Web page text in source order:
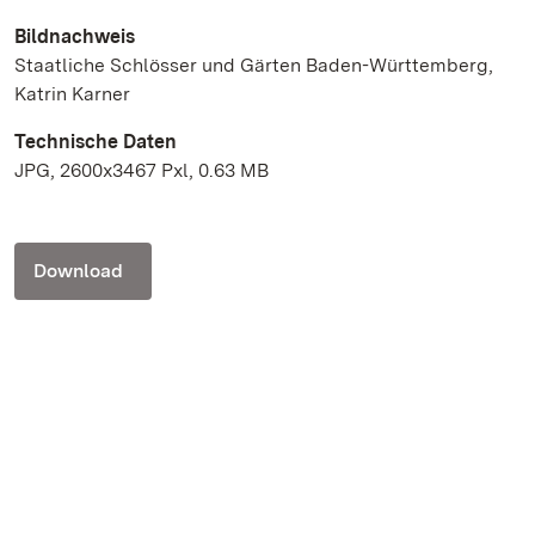
Bildnachweis
Staatliche Schlösser und Gärten Baden-Württemberg,
Katrin Karner
Technische Daten
JPG, 2600x3467 Pxl, 0.63 MB
Download